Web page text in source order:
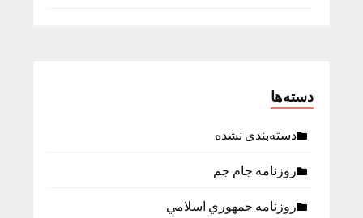
دسته‌ها
دسته‌بندی نشده
روزنامه جام جم
روزنامه جمهوري اسلامي